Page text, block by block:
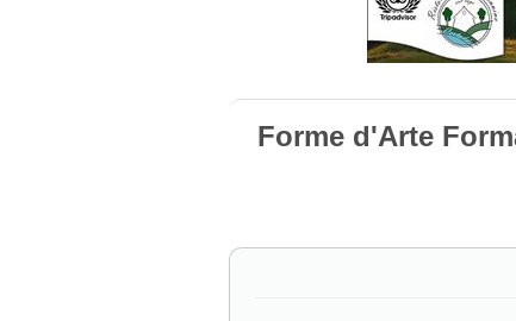
Forme d'Arte